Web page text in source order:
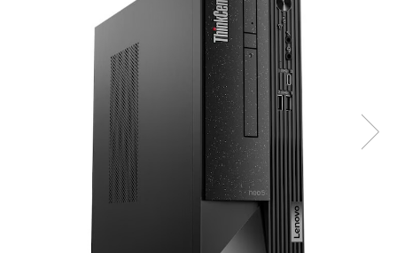
Hard Disk-uri laptop
Componente REFURBISHED Laptop
Hard Disk-uri Refurbished
Accesorii Laptop
Docking stations
Incarcatoare laptop
Incarcatoare laptop refurbished
Standuri și Coolere Laptop